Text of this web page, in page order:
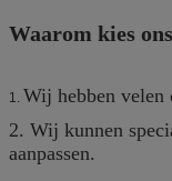
Waarom kies
1. Wij hebben
2. Wij kunnen
aanpassen.